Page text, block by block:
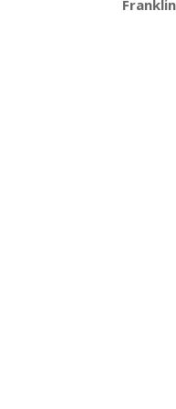
Franklin